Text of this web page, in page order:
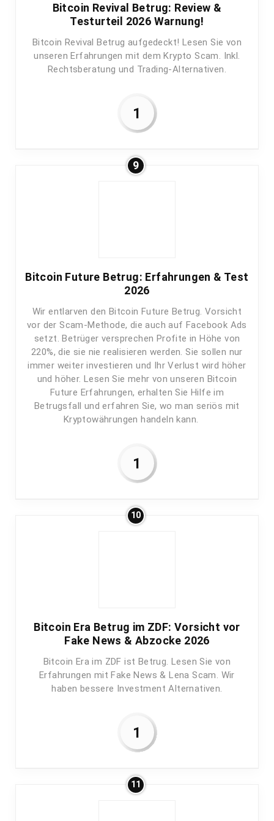
Bitcoin Revival Betrug: Review &
Testurteil 2026 Warnung!
Bitcoin Revival Betrug aufgedeckt! Lesen Sie von
unseren Erfahrungen mit dem Krypto Scam. Inkl.
Rechtsberatung und Trading-Alternativen.
1
9
Bitcoin Future Betrug: Erfahrungen & Test
2026
Wir entlarven den Bitcoin Future Betrug. Vorsicht
vor der Scam-Methode, die auch auf Facebook Ads
setzt. Betrüger versprechen Profite in Höhe von
220%, die sie nie realisieren werden. Sie sollen nur
immer weiter investieren und Ihr Verlust wird höher
und höher. Lesen Sie mehr von unseren Bitcoin
Future Erfahrungen, erhalten Sie Hilfe im
Betrugsfall und erfahren Sie, wo man seriös mit
Kryptowährungen handeln kann.
1
10
Bitcoin Era Betrug im ZDF: Vorsicht vor
Fake News & Abzocke 2026
Bitcoin Era im ZDF ist Betrug. Lesen Sie von
Erfahrungen mit Fake News & Lena Scam. Wir
haben bessere Investment Alternativen.
1
11